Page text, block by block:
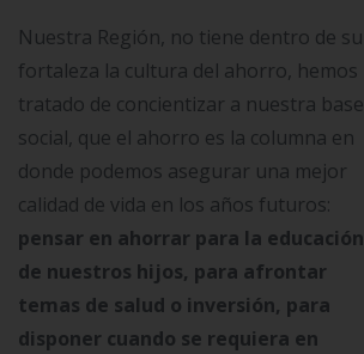
Nuestra Región, no tiene dentro de su
fortaleza la cultura del ahorro, hemos
tratado de concientizar a nuestra base
social, que el ahorro es la columna en
donde podemos asegurar una mejor
calidad de vida en los años futuros:
pensar en ahorrar para la educación
de nuestros hijos, para afrontar
temas de salud o inversión, para
disponer cuando se requiera en